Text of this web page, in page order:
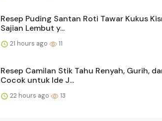
Resep Puding Santan Roti Tawar Kukus
Sajian Lembut y...
21 hours ago 11
Resep Camilan Stik Tahu Renyah, Gurih,
Cocok untuk Ide J...
22 hours ago 13